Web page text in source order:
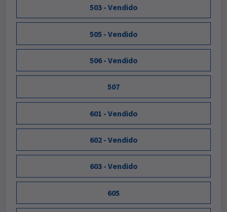
503 - Vendido
505 - Vendido
506 - Vendido
507
601 - Vendido
602 - Vendido
603 - Vendido
605